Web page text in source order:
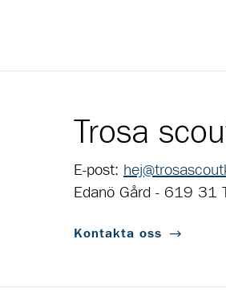
Trosa
E-post:
Edanö Gård - 619 31
Kontakta oss